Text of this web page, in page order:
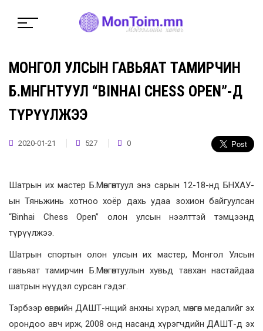
МОНГОЛ УЛСЫН ГАВЬЯАТ ТАМИРЧИН
Б.МӨНГӨНТУУЛ “BINHAI CHESS OPEN”-Д
ТҮРҮҮЛЖЭЭ
2020-01-21 527 0
Шатрын их мастер Б.Мөнгөнтуул энэ сарын 12-18-нд БНХАУ-
ын Тяньжинь хотноо хоёр дахь удаа зохион байгуулсан
“Binhai Chess Open” олон улсын нээлттэй тэмцээнд
түрүүлжээ.
Шатрын спортын олон улсын их мастер, Монгол Улсын
гавьяат тамирчин Б.Мөнгөнтуулын хувьд тавхан настайдаа
шатрын нүүдэл сурсан гэдэг.
Тэрбээр өсвөрийн ДАШТ-нщий анхны хүрэл, мөнгөн медалийг эх
орондоо авч ирж, 2008 онд насанд хүрэгчдийн ДАШТ-д эх